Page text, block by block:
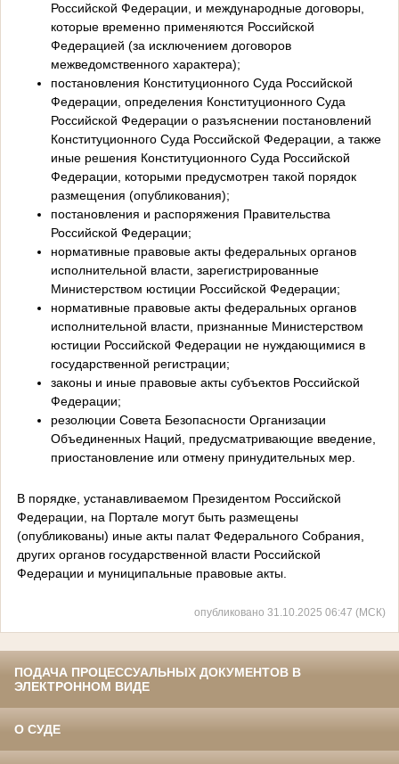
Российской Федерации, и международные договоры,
которые временно применяются Российской
Федерацией (за исключением договоров
межведомственного характера);
постановления Конституционного Суда Российской
Федерации, определения Конституционного Суда
Российской Федерации о разъяснении постановлений
Конституционного Суда Российской Федерации, а также
иные решения Конституционного Суда Российской
Федерации, которыми предусмотрен такой порядок
размещения (опубликования);
постановления и распоряжения Правительства
Российской Федерации;
нормативные правовые акты федеральных органов
исполнительной власти, зарегистрированные
Министерством юстиции Российской Федерации;
нормативные правовые акты федеральных органов
исполнительной власти, признанные Министерством
юстиции Российской Федерации не нуждающимися в
государственной регистрации;
законы и иные правовые акты субъектов Российской
Федерации;
резолюции Совета Безопасности Организации
Объединенных Наций, предусматривающие введение,
приостановление или отмену принудительных мер.
В порядке, устанавливаемом Президентом Российской
Федерации, на Портале могут быть размещены
(опубликованы) иные акты палат Федерального Собрания,
других органов государственной власти Российской
Федерации и муниципальные правовые акты.
опубликовано 31.10.2025 06:47 (МСК)
ПОДАЧА ПРОЦЕССУАЛЬНЫХ ДОКУМЕНТОВ В
ЭЛЕКТРОННОМ ВИДЕ
О СУДЕ